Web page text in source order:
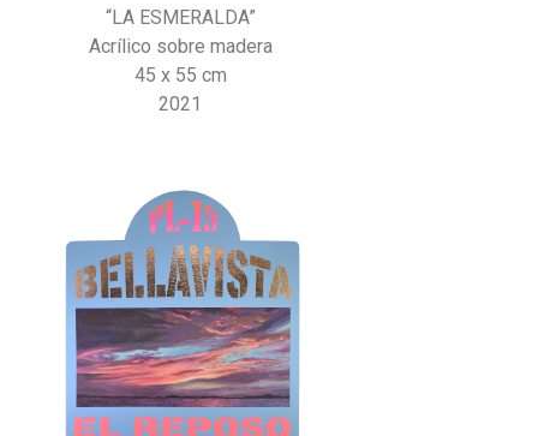
“LA ESMERALDA”
Acrílico sobre madera
45 x 55 cm
2021